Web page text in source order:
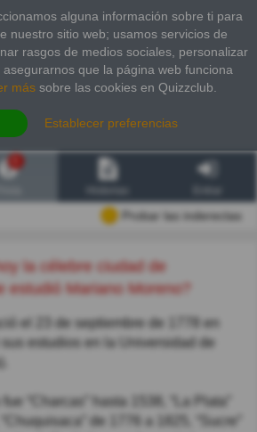
alguna información sobre ti para
nuestro sitio web; usamos servicios de
rasgos de medios sociales, personalizar
que la página web funciona
más sobre las cookies en Quizzclub.
Establecer preferencias
Probar las inderectas
estudió Mariano Moreno?
el 23 de septiembre de 1778 en
sus estudios en la Universidad de
“Charcas” hasta 1538, “La Plata”
de 1776 a 1825, “Sucre”